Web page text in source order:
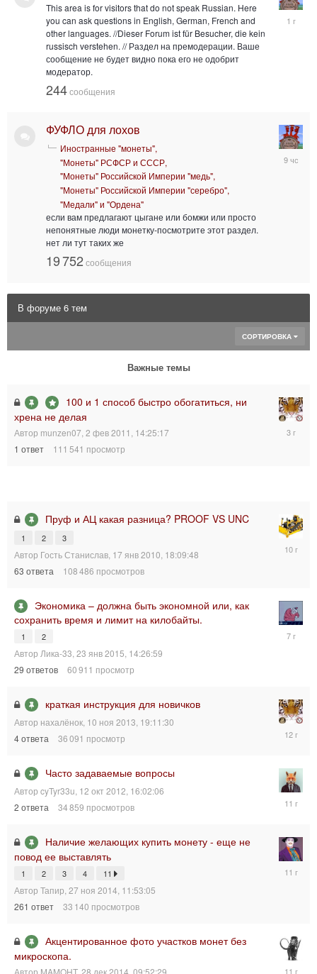
This area is for visitors that do not speak Russian. Here
you can ask questions in English, German, French and
other languages. //Dieser Forum ist für Besucher, die kein
russisch verstehen. // Раздел на премодерации. Ваше
сообщение не будет видно пока его не одобрит
модератор.
244сообщения
ФУФЛО для лохов
Иностранные "монеты"
"Монеты" РСФСР и СССР
"Монеты" Российской Империи "медь"
"Монеты" Российской Империи "серебро"
"Медали" и "Ордена"
если вам предлагают цыгане или бомжи или просто
непонятные люди монетку-посмотрите этот раздел.
нет ли тут таких же
19 752 сообщения
вчера,
В форуме 6 тем
СОРТИРОВКА
Важные темы
100 и 1 способ быстро обогатиться, ни
хрена не делая
Автор munzen07 2 фев 2011, 14:25:17
1 ответ 111 541 просмотр
23
Пруф и АЦ какая разница? PROOF VS UNC
1 2 3
Автор Гость Станислав 17 янв 2010, 18:09:48
63 ответа 108 486 просмотров
20
Экономика – должна быть экономной или, как
сохранить время и лимит на килобайты.
1 2
Автор Лика-33 23 янв 2015, 14:26:59
29 ответов 60 911 просмотр
21
краткая инструкция для новичков
Автор нахалёнок 10 ноя 2013, 19:11:30
4ответа 36 091 просмотр
11
05:05:07
Часто задаваемые вопросы
Автор cyTyr33u 12 окт 2012, 16:02:06
2 ответа 34 859 просмотров
20
23:36:58
Наличие желающих купить монету - еще не
повод ее выставлять
1 2 3 4 11
Автор Тапир 27 ноя 2014, 11:53:05
261 ответ 33 140 просмотров
Акцентированное фото участков монет без
микроскопа.
28